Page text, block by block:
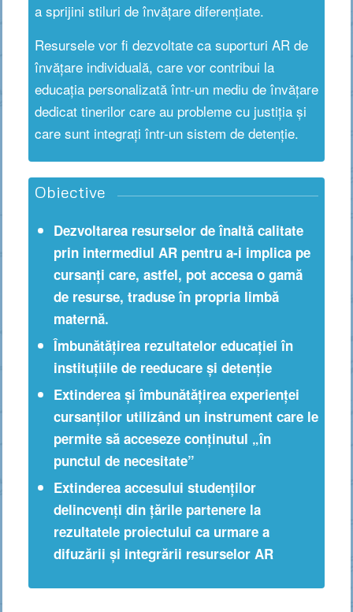
a sprijini stiluri de învățare diferențiate.
Resursele vor fi dezvoltate ca suporturi AR de
învățare individuală, care vor contribui la
educația personalizată într-un mediu de învățare
dedicat tinerilor care au probleme cu justiția și
care sunt integrați într-un sistem de detenție.
Obiective
Dezvoltarea resurselor de înaltă calitate
prin intermediul AR pentru a-i implica pe
cursanți care, astfel, pot accesa o gamă
de resurse, traduse în propria limbă
maternă.
Îmbunătățirea rezultatelor educației în
instituțiile de reeducare și detenție
Extinderea și îmbunătățirea experienței
cursanților utilizând un instrument care le
permite să acceseze conținutul „în
punctul de necesitate”
Extinderea accesului studenților
delincvenți din țările partenere la
rezultatele proiectului ca urmare a
difuzării și integrării resurselor AR